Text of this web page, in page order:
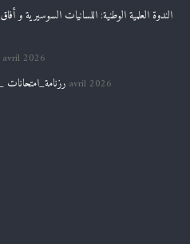
الندوة العلمية الوطنية: اللسانيات السوسيرية و أفاق
30 avril 2026
رزنامة_امتحانات 30 avril 2026